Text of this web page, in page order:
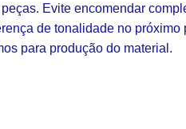
Evite encomendar
de tonalidade no próximo
para produção do material.